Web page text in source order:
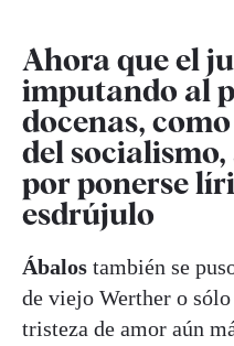
Ahora que el
imputando al
docenas,
del socialismo,
por ponerse
esdrújulo
Ábalos también se
de viejo Werther o
tristeza de amor aún